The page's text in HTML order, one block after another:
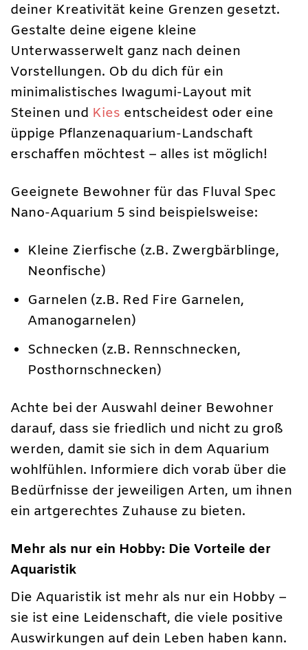
deiner Kreativität keine Grenzen gesetzt.
Gestalte deine eigene kleine
Unterwasserwelt ganz nach deinen
Vorstellungen. Ob du dich für ein
minimalistisches Iwagumi-Layout mit
Steinen und Kies entscheidest oder eine
üppige Pflanzenaquarium-Landschaft
erschaffen möchtest – alles ist möglich!
Geeignete Bewohner für das Fluval Spec
Nano-Aquarium 5 sind beispielsweise:
Kleine Zierfische (z.B. Zwergbärblinge,
Neonfische)
Garnelen (z.B. Red Fire Garnelen,
Amanogarnelen)
Schnecken (z.B. Rennschnecken,
Posthornschnecken)
Achte bei der Auswahl deiner Bewohner
darauf, dass sie friedlich und nicht zu groß
werden, damit sie sich in dem Aquarium
wohlfühlen. Informiere dich vorab über die
Bedürfnisse der jeweiligen Arten, um ihnen
ein artgerechtes Zuhause zu bieten.
Mehr als nur ein Hobby: Die Vorteile der
Aquaristik
Die Aquaristik ist mehr als nur ein Hobby –
sie ist eine Leidenschaft, die viele positive
Auswirkungen auf dein Leben haben kann.